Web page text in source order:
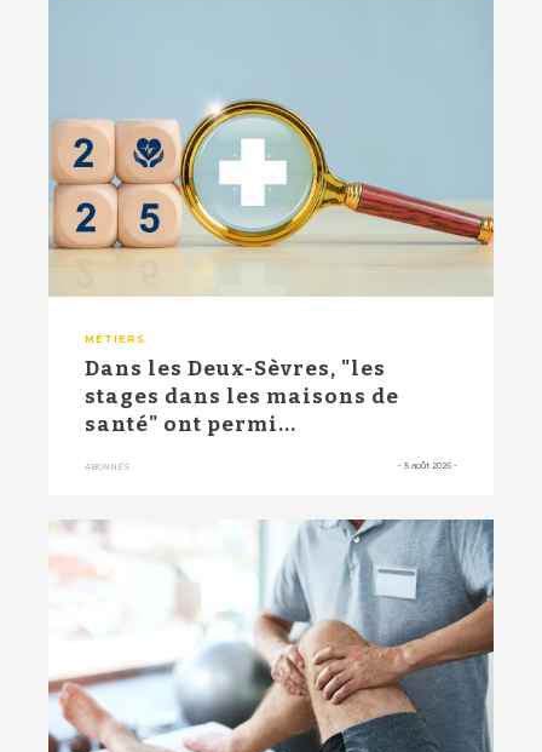
MÉTIERS
Dans les Deux-Sèvres, "les
stages dans les maisons de
santé" ont permi...
ABONNÉS - 5 août 2026 -